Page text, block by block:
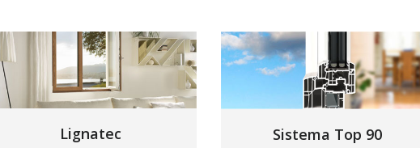
Lignatec Sistema Top 90